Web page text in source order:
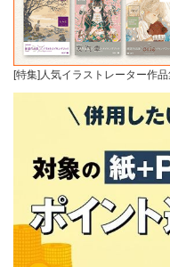
[特集]人気イラストレーター作